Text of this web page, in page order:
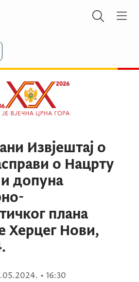
Извјештај о
о Нацрту
допуна
плана
Херцег Нови,
• 16:30